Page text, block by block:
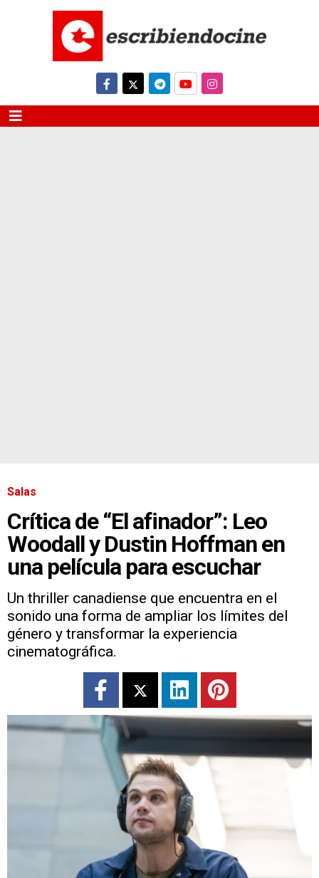
Salas
Crítica de “El afinador”: Leo
Woodall y Dustin Hoffman en
una película para escuchar
Un thriller canadiense que encuentra en el
sonido una forma de ampliar los límites del
género y transformar la experiencia
cinematográfica.